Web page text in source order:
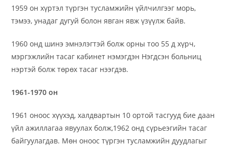
1959 он хүртэл түргэн тусламжийн үйлчилгээг морь,
тэмээ, унадаг дугуй болон явган явж үзүүлж байв.
1960 онд шинэ эмнэлэгтэй болж орны тоо 55 д хүрч,
мэргэжлийн тасаг кабинет нэмэгдэн Нэгдсэн больниц
нэртэй болж төрөх тасаг нээгдэв.
1961-1970 он
1961 оноос хүүхэд, халдвартын 10 ортой тасгууд бие даан
үйл ажиллагаа явуулах болж,1962 онд сүрьеэгийн тасаг
байгуулагдав. Мөн оноос түргэн тусламжийн дуудлагыг